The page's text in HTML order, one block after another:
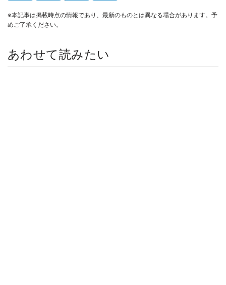
※本記事は掲載時点の情報であり、最新のものとは異なる場合があります。予
めご了承ください。
あわせて読みたい